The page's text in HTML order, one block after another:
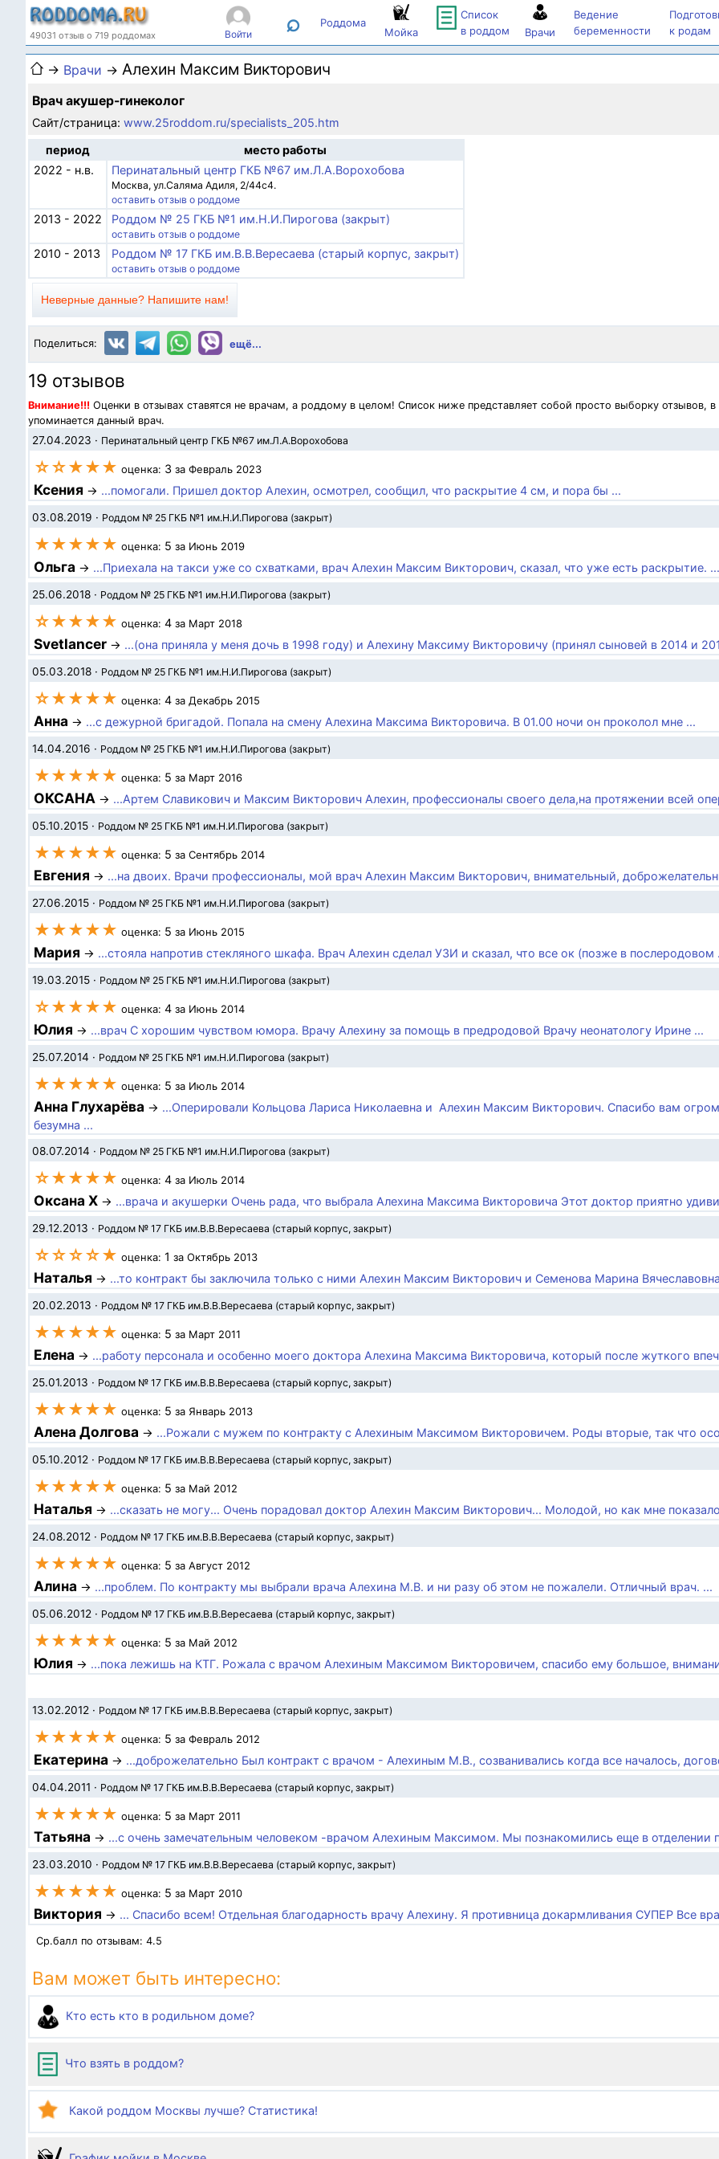
49031 отзыв о 719 роддомах Войти ⌕ Роддома
Мойка
Список
в роддом
Врачи
Ведение
беременности
к родам
→ Врачи → Алехин Максим Викторович
Врач акушер-гинеколог
Сайт/страница: www.25roddom.ru/specialists_205.htm
период
место работы
2022 - н.в.
Перинатальный центр ГКБ №67 им.Л.А.Ворохобова
Москва, ул.Саляма Адиля, 2/44с4.
оставить отзыв о роддоме
2013 - 2022 Роддом № 25 ГКБ №1 им.Н.И.Пирогова (закрыт)
оставить отзыв о роддоме
2010 - 2013 Роддом № 17 ГКБ им.В.В.Вересаева (старый корпус, закрыт)
оставить отзыв о роддоме
Неверные данные? Напишите нам!
Поделиться: ещё...
19 отзывов
Внимание!!! Оценки в отзывах ставятся не врачам, а роддому в целом! Список ниже представляет собой просто выборку отзывов,
упоминается данный врач.
27.04.2023 · Перинатальный центр ГКБ №67 им.Л.А.Ворохобова
☆☆★★★ оценка: 3 за Февраль 2023
Ксения → ...помогали. Пришел доктор Алехин, осмотрел, сообщил, что раскрытие 4 см, и пора бы ...
03.08.2019 · Роддом № 25 ГКБ №1 им.Н.И.Пирогова (закрыт)
★★★★★ оценка: 5 за Июнь 2019
Ольга → ...Приехала на такси уже со схватками, врач Алехин Максим Викторович, сказал, что уже есть раскрытие. ...
25.06.2018 · Роддом № 25 ГКБ №1 им.Н.И.Пирогова (закрыт)
☆★★★★ оценка: 4 за Март 2018
Svetlancer → ...(она приняла у меня дочь в 1998 году) и Алехину Максиму Викторовичу (принял сыновей в 2014 и
05.03.2018 · Роддом № 25 ГКБ №1 им.Н.И.Пирогова (закрыт)
☆★★★★ оценка: 4 за Декабрь 2015
Анна → ...с дежурной бригадой. Попала на смену Алехина Максима Викторовича. В 01.00 ночи он проколол мне ...
14.04.2016 · Роддом № 25 ГКБ №1 им.Н.И.Пирогова (закрыт)
★★★★★ оценка: 5 за Март 2016
ОКСАНА → ...Артем Славикович и Максим Викторович Алехин, профессионалы своего дела,на протяжении всей
05.10.2015 · Роддом № 25 ГКБ №1 им.Н.И.Пирогова (закрыт)
★★★★★ оценка: 5 за Сентябрь 2014
Евгения → ...на двоих. Врачи профессионалы, мой врач Алехин Максим Викторович, внимательный,
27.06.2015 · Роддом № 25 ГКБ №1 им.Н.И.Пирогова (закрыт)
★★★★★ оценка: 5 за Июнь 2015
Мария → ...стояла напротив стекляного шкафа. Врач Алехин сделал УЗИ и сказал, что все ок (позже в послеродовом
19.03.2015 · Роддом № 25 ГКБ №1 им.Н.И.Пирогова (закрыт)
☆★★★★ оценка: 4 за Июнь 2014
Юлия → ...врач С хорошим чувством юмора. Врачу Алехину за помощь в предродовой Врачу неонатологу Ирине ...
25.07.2014 · Роддом № 25 ГКБ №1 им.Н.И.Пирогова (закрыт)
★★★★★ оценка: 5 за Июль 2014
Анна Глухарёва → ...Оперировали Кольцова Лариса Николаевна и Алехин Максим Викторович. Спасибо вам
безумна ...
08.07.2014 · Роддом № 25 ГКБ №1 им.Н.И.Пирогова (закрыт)
☆★★★★ оценка: 4 за Июль 2014
Оксана Х → ...врача и акушерки Очень рада, что выбрала Алехина Максима Викторовича Этот доктор приятно
29.12.2013 · Роддом № 17 ГКБ им.В.В.Вересаева (старый корпус, закрыт)
☆☆☆☆★ оценка: 1 за Октябрь 2013
Наталья → ...то контракт бы заключила только с ними Алехин Максим Викторович и Семенова Марина
20.02.2013 · Роддом № 17 ГКБ им.В.В.Вересаева (старый корпус, закрыт)
★★★★★ оценка: 5 за Март 2011
Елена → ...работу персонала и особенно моего доктора Алехина Максима Викторовича, который после жуткого
25.01.2013 · Роддом № 17 ГКБ им.В.В.Вересаева (старый корпус, закрыт)
★★★★★ оценка: 5 за Январь 2013
Алена Долгова → ...Рожали с мужем по контракту с Алехиным Максимом Викторовичем. Роды вторые, так что
05.10.2012 · Роддом № 17 ГКБ им.В.В.Вересаева (старый корпус, закрыт)
★★★★★ оценка: 5 за Май 2012
Наталья → ...сказать не могу... Очень порадовал доктор Алехин Максим Викторович... Молодой, но как мне
24.08.2012 · Роддом № 17 ГКБ им.В.В.Вересаева (старый корпус, закрыт)
★★★★★ оценка: 5 за Август 2012
Алина → ...проблем. По контракту мы выбрали врача Алехина М.В. и ни разу об этом не пожалели. Отличный врач. ...
05.06.2012 · Роддом № 17 ГКБ им.В.В.Вересаева (старый корпус, закрыт)
★★★★★ оценка: 5 за Май 2012
Юлия → ...пока лежишь на КТГ. Рожала с врачом Алехиным Максимом Викторовичем, спасибо ему большое,
13.02.2012 · Роддом № 17 ГКБ им.В.В.Вересаева (старый корпус, закрыт)
★★★★★ оценка: 5 за Февраль 2012
Екатерина → ...доброжелательно Был контракт с врачом - Алехиным М.В., созванивались когда все началось,
04.04.2011 · Роддом № 17 ГКБ им.В.В.Вересаева (старый корпус, закрыт)
★★★★★ оценка: 5 за Март 2011
Татьяна → ...с очень замечательным человеком -врачом Алехиным Максимом. Мы познакомились еще в отделении
23.03.2010 · Роддом № 17 ГКБ им.В.В.Вересаева (старый корпус, закрыт)
★★★★★ оценка: 5 за Март 2010
Виктория → ... Спасибо всем! Отдельная благодарность врачу Алехину. Я противница докармливания СУПЕР Все
Ср.балл по отзывам: 4.5
Вам может быть интересно:
Кто есть кто в родильном доме?
Что взять в роддом?
Какой роддом Москвы лучше? Статистика!